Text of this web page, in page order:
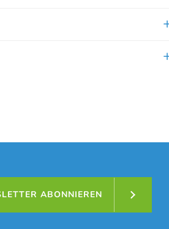
ABONNIEREN